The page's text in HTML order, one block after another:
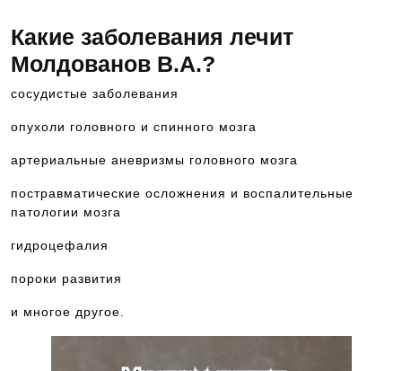
Какие заболевания лечит
Молдованов В.А.?
сосудистые заболевания
опухоли головного и спинного мозга
артериальные аневризмы головного мозга
постравматические осложнения и воспалительные
патологии мозга
гидроцефалия
пороки развития
и многое другое.